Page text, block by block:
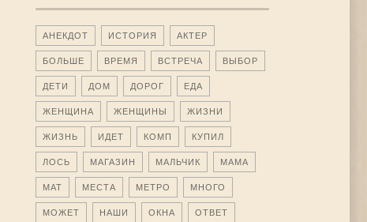
АНЕКДОТ ИСТОРИЯ АКТЕР
БОЛЬШЕ ВРЕМЯ ВСТРЕЧА ВЫБОР
ДЕТИ ДОМ ДОРОГ ЕДА
ЖЕНЩИНА ЖЕНЩИНЫ ЖИЗНИ
ЖИЗНЬ ИДЕТ КОМП КУПИЛ
ЛОСЬ МАГАЗИН МАЛЬЧИК МАМА
МАТ МЕСТА МЕТРО МНОГО
МОЖЕТ НАШИ ОКНА ОТВЕТ